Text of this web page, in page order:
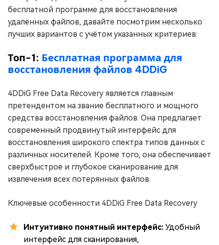
бесплатной программе для восстановления
удалённых файлов, давайте посмотрим несколько
лучших вариантов с учётом указанных критериев:
Топ-1: Бесплатная программа для
восстановления файлов 4DDiG
4DDiG Free Data Recovery является главным
претендентом на звание бесплатного и мощного
средства восстановления файлов. Она предлагает
современный продвинутый интерфейс для
восстановления широкого спектра типов данных с
различных носителей. Кроме того, она обеспечивает
сверхбыстрое и глубокое сканирование для
извлечения всех потерянных файлов.
Ключевые особенности 4DDiG Free Data Recovery
Интуитивно понятный интерфейс: Удобный
интерфейс для сканирования,